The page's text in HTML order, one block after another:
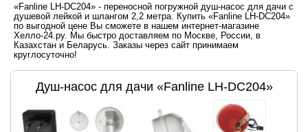
«Fanline LH-DC204» - переносной погружной душ-насос для дачи с
душевой лейкой и шлангом 2,2 метра. Купить «Fanline LH-DC204»
по выгодной цене Вы сможете в нашем интернет-магазине
Хелло-24.ру. Мы быстро доставляем по Москве, России, в
Казахстан и Беларусь. Заказы через сайт принимаем
круглосуточно!
Душ-насос для дачи «Fanline LH-DC204»